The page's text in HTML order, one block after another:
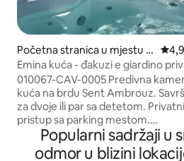
Početna stranica u mjestu Z
oagli
Emina kuća - đakuzi e giardino
010067-CAV-0005 Predivna
kuća na brdu Sent Ambrouz.
za dvoje ili par sa detetom. Privatni
pristup sa parking mestom.
Veličanstveni privatni šumar sa
hidromasažnom kadom sa 4
Popularni sadržaji u
odmor u blizini